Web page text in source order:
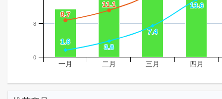
8.7
8.7
11.1
11.1
1.6
1.6
3.8
3.8
7.4
7.4
13.6
13.6
一月 二月 三月 四月
0
8